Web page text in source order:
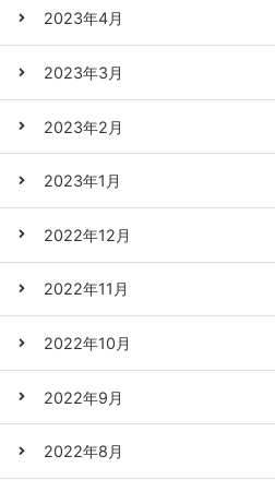
2023年4月
2023年3月
2023年2月
2023年1月
2022年12月
2022年11月
2022年10月
2022年9月
2022年8月